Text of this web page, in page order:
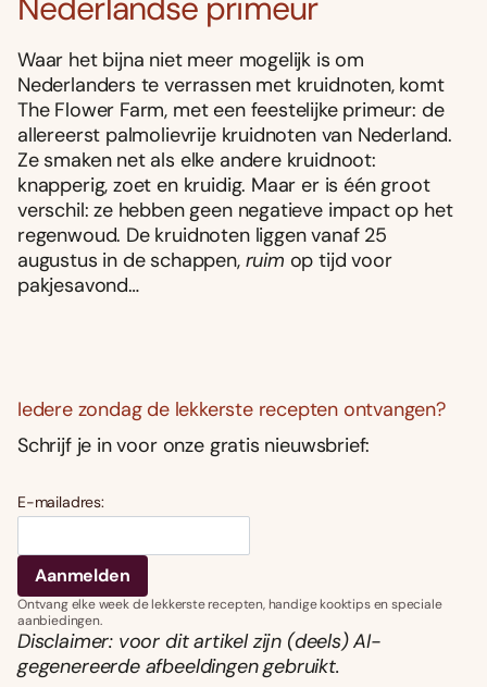
Waar het bijna niet meer mogelijk is om
Nederlanders te verrassen met kruidnoten, komt
The Flower Farm, met een feestelijke primeur: de
allereerst palmolievrije kruidnoten van Nederland.
Ze smaken net als elke andere kruidnoot:
knapperig, zoet en kruidig. Maar er is één groot
verschil: ze hebben geen negatieve impact op het
regenwoud. De kruidnoten liggen vanaf 25
augustus in de schappen, ruim op tijd voor
pakjesavond…
Iedere zondag de lekkerste recepten ontvangen?
Schrijf je in voor onze gratis nieuwsbrief:
E-mailadres:
Ontvang elke week de lekkerste recepten, handige kooktips en speciale
aanbiedingen.
Disclaimer: voor dit artikel zijn (deels) AI-
gegenereerde afbeeldingen gebruikt.